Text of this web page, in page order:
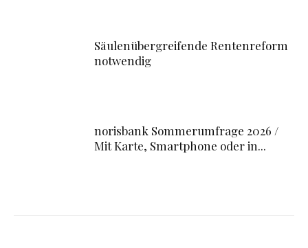
Säulenübergreifende Rentenreform
notwendig
norisbank Sommerumfrage 2026 /
Mit Karte, Smartphone oder in...